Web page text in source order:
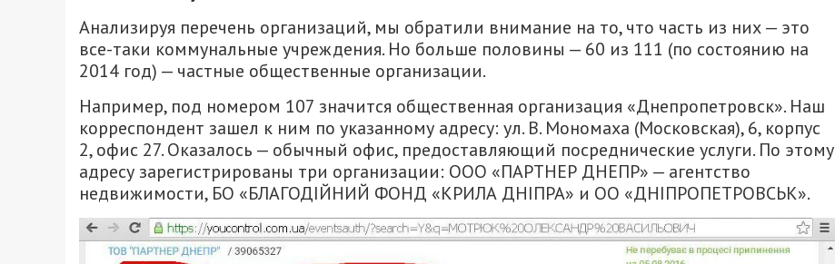
Анализируя перечень организаций, мы обратили внимание на то, что часть из них — это
все-таки коммунальные учреждения. Но больше половины — 60 из 111 (по состоянию на
2014 год) — частные общественные организации.
Например, под номером 107 значится общественная организация «Днепропетровск». Наш
корреспондент зашел к ним по указанному адресу: ул. В. Мономаха (Московская), 6, корпус
2, офис 27. Оказалось — обычный офис, предоставляющий посреднические услуги. По этому
адресу зарегистрированы три организации: ООО «ПАРТНЕР ДНЕПР» — агентство
недвижимости, БО «БЛАГОДІЙНИЙ ФОНД «КРИЛА ДНІПРА» и ОО «ДНІПРОПЕТРОВСЬК».